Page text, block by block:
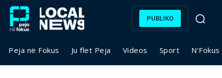
PUBLIKO
Peja në Fokus Ju flet Peja Videos Sport